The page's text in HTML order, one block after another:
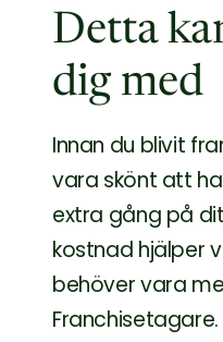
Detta
dig med
Innan du blivit
vara skönt att
extra gång på
kostnad hjälper
behöver vara
Franchisetagare.